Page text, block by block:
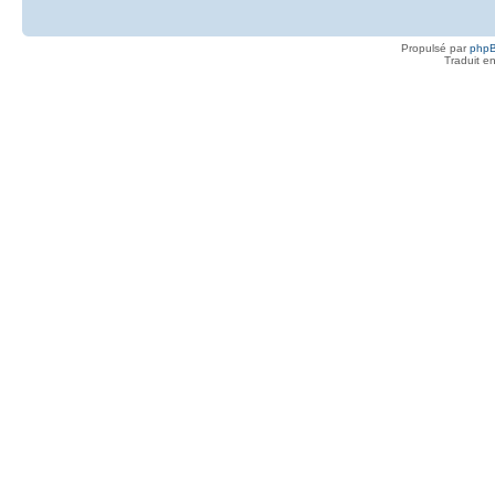
Propulsé par
Traduit